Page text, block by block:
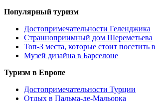
Популярный туризм
Достопримечательности Геленджика
Странноприимный дом Шереметьева
Топ-3 места, которые стоит посетить
Музей дизайна в Барселоне
Туризм в Европе
Достопримечательности Турции
Отдых в Пальма-де-Мальорка